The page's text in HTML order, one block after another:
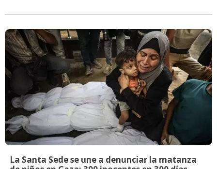
La Santa Sede se une a denunciar la matanza